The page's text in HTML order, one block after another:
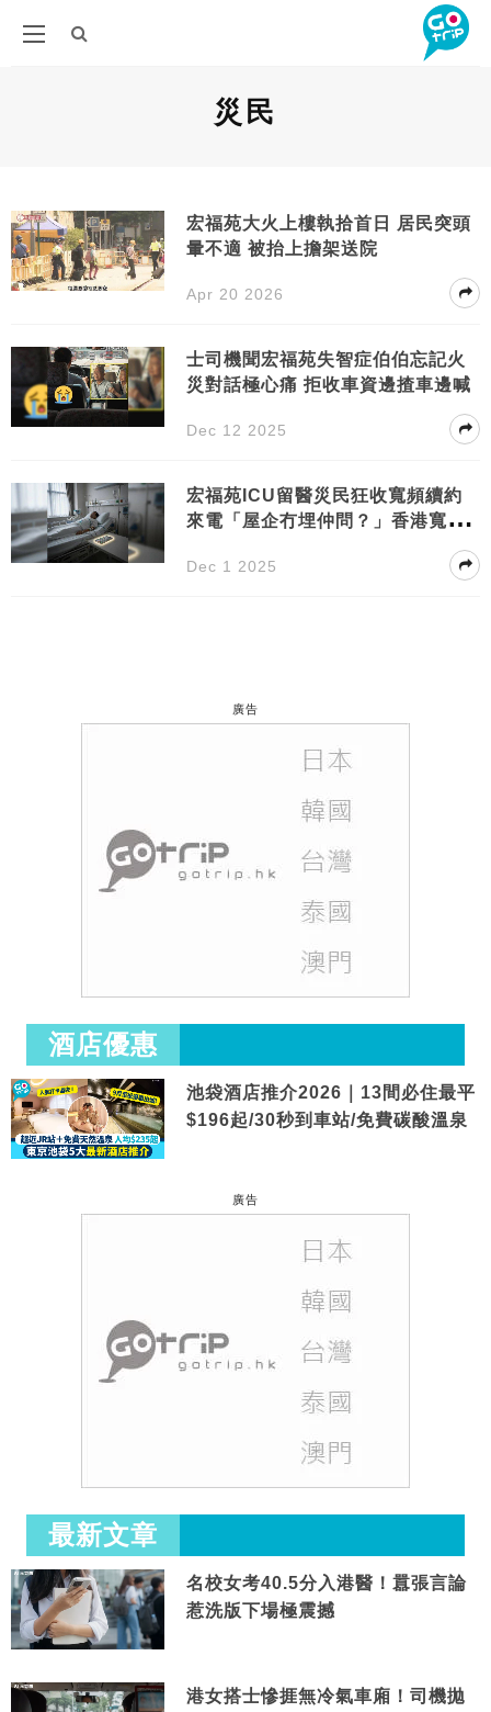
災民
宏福苑大火上樓執拾首日 居民突頭
暈不適 被抬上擔架送院
Apr 20 2026
士司機聞宏福苑失智症伯伯忘記火
災對話極心痛 拒收車資邊揸車邊喊
Dec 12 2025
宏福苑ICU留醫災民狂收寬頻續約
來電「屋企冇埋仲問？」香港寬頻
Dec 1 2025
廣告
酒店優惠
池袋酒店推介2026｜13間必住最平
$196起/30秒到車站/免費碳酸溫泉
廣告
最新文章
名校女考40.5分入港醫！囂張言論
惹洗版下場極震撼
港女搭士慘捱無冷氣車廂！司機拋